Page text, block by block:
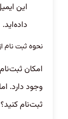
این
داده‌اید.
نحوه ثبت نام
امکان
وجود دارد.
ثبت‌نام کنید؟